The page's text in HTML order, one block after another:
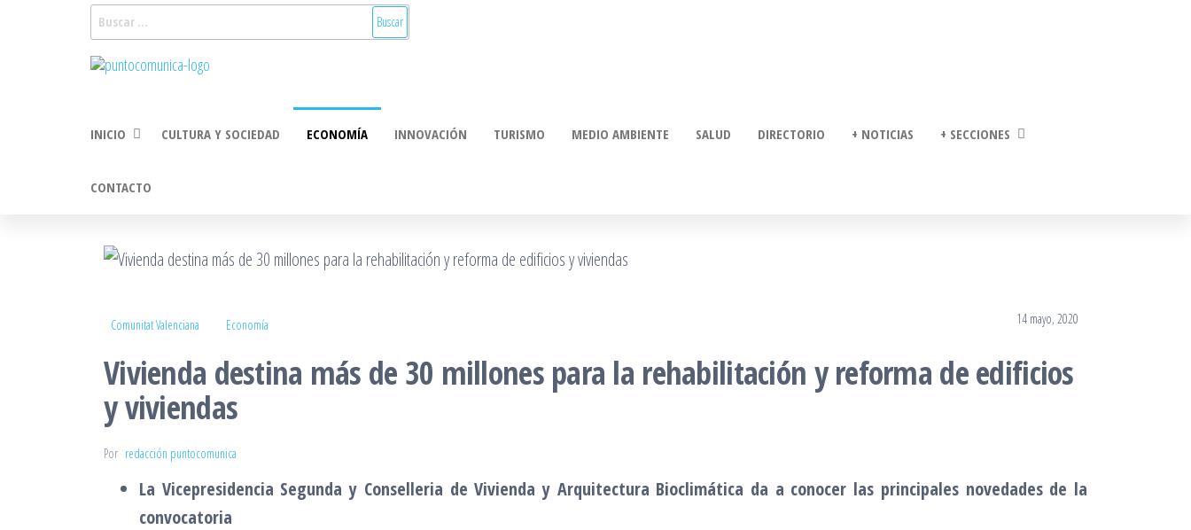
Comunicación
2.0
economía,
INICIO CULTURA Y SOCIEDAD ECONOMÍA INNOVACIÓN TURISMO MEDIO AMBIENTE SALUD DIRECTORIO + NOTICIAS + SECCIONES
CONTACTO
Comunitat Valenciana Economía 14 mayo, 2020
Vivienda destina más de 30 millones para la rehabilitación y reforma de edificios
y viviendas
Por redacción puntocomunica
La Vicepresidencia Segunda y Conselleria de Vivienda y Arquitectura Bioclimática da a conocer las principales novedades de la
convocatoria